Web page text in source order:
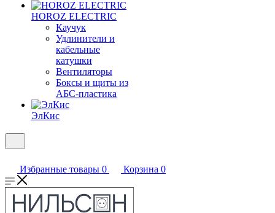
HOROZ ELECTRIC
Каучук
Удлинители и
кабельные
катушки
Вентиляторы
Боксы и щиты из
АБС-пластика
ЭлКис
Избранные товары 0 Корзина 0